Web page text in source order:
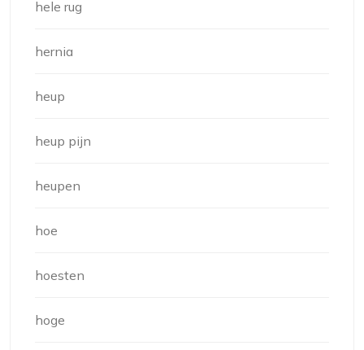
hele rug
hernia
heup
heup pijn
heupen
hoe
hoesten
hoge